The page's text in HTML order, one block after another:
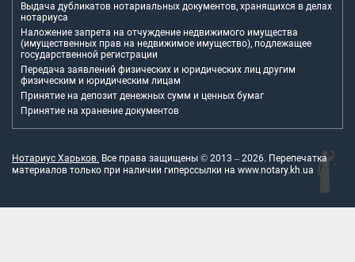
Выдача дубликатов нотариальных документов, хранящихся в делах
нотариуса
Наложение запрета на отчуждение недвижимого имущества
(имущественных прав на недвижимое имущество), подлежащее
государственной регистрации
Передача заявлений физических и юридических лиц другим
физическим и юридическим лицам
Принятие на депозит денежных сумм и ценных бумаг
Принятие на хранение документов
Нотариус Харьков. Все права защищены © 2013 – 2026. Перепечатка
материалов только при наличии гиперссылки на www.notary.kh.ua